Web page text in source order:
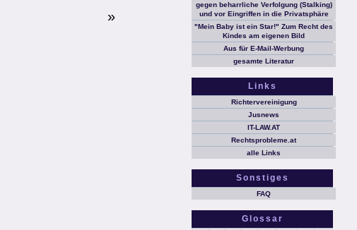
»
gegen beharrliche Verfolgung (Stalking)
und vor Eingriffen in die Privatsphäre
"Mein Baby ist ein Star!" Zum Recht des
Kindes am eigenen Bild
Aus für E-Mail-Werbung
gesamte Literatur
Links
Richtervereinigung
Jusnews
IT-LAW.AT
Rechtsprobleme.at
alle Links
Sonstiges
FAQ
Glossar